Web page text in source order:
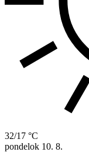
32/17 °C
pondelok 10. 8.